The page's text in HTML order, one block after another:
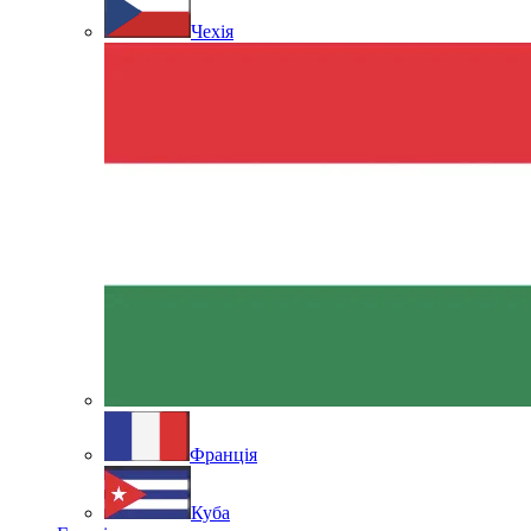
Чехія
Франція
Куба